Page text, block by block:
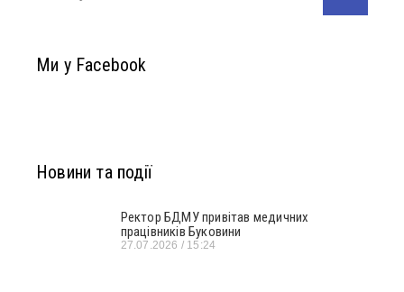
Ми у Facebook
Новини та події
Ректор БДМУ привітав медичних
працівників Буковини
27.07.2026 15:24